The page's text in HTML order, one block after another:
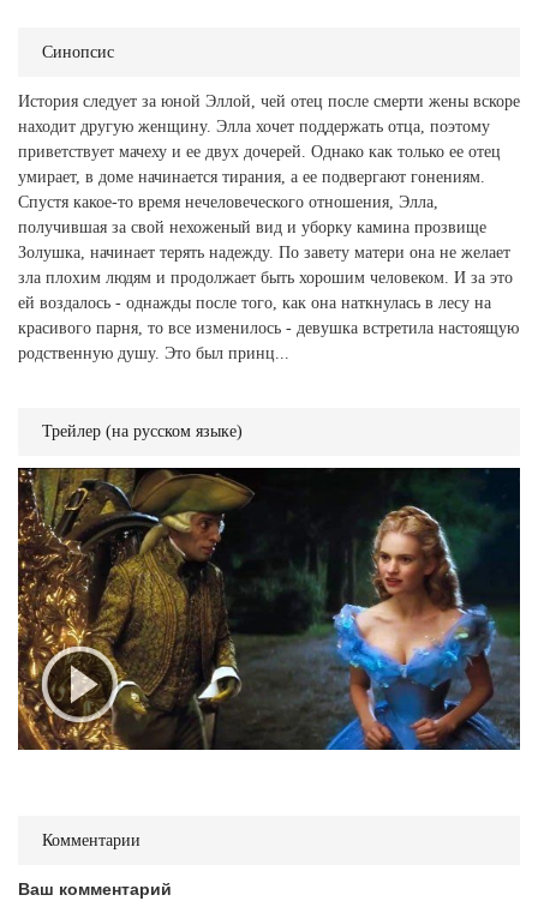
Синопсис
История следует за юной Эллой, чей отец после смерти жены вскоре
находит другую женщину. Элла хочет поддержать отца, поэтому
приветствует мачеху и ее двух дочерей. Однако как только ее отец
умирает, в доме начинается тирания, а ее подвергают гонениям.
Спустя какое-то время нечеловеческого отношения, Элла,
получившая за свой нехоженый вид и уборку камина прозвище
Золушка, начинает терять надежду. По завету матери она не желает
зла плохим людям и продолжает быть хорошим человеком. И за это
ей воздалось - однажды после того, как она наткнулась в лесу на
красивого парня, то все изменилось - девушка встретила настоящую
родственную душу. Это был принц...
Трейлер (на русском языке)
Комментарии
Ваш комментарий